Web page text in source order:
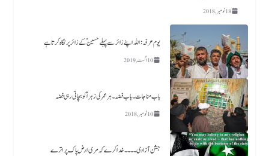
18 نومبر, 2018
یوم عرفہ :اللہ اپنے زائر سے پہلے حسینؑ کے زائر پر نگاہ کرتا ہے
10 اگست, 2019
باب مناجات ۔باب فضہ ۔ ہر عمر کی زہرا ؑ کو بچاتی رہی فضہ
10 نومبر, 2018
جشن آزادی ۔۔۔۔خدا کرے کہ مری ارض پاک پر اترے